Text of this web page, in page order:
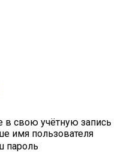
в свою учётную запись
имя пользователя
пароль